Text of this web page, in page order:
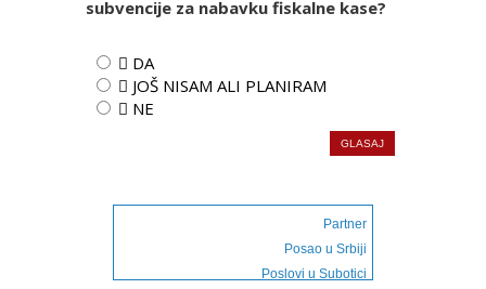
subvencije za nabavku fiskalne kase?
 DA
 JOŠ NISAM ALI PLANIRAM
 NE
Partner
Posao u Srbiji
Poslovi u Subotici